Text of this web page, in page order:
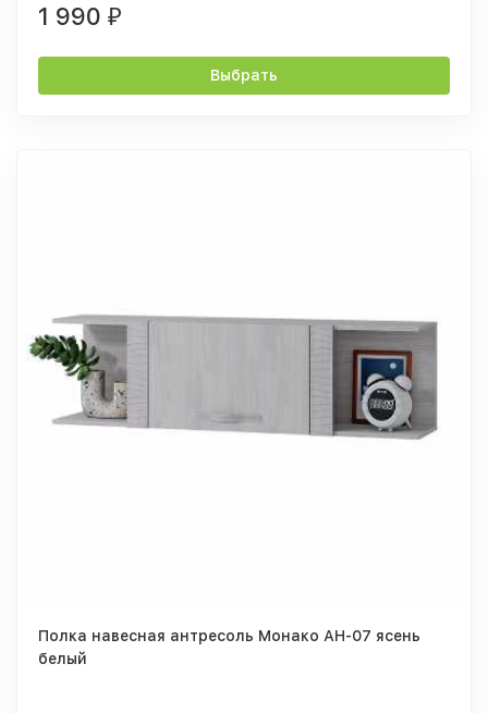
1 990 ₽
Выбрать
Полка навесная антресоль Монако АН-07 ясень
белый